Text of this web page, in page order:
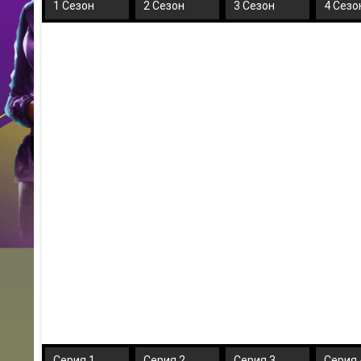
1 Сезон 2 Сезон 3 Сезон 4